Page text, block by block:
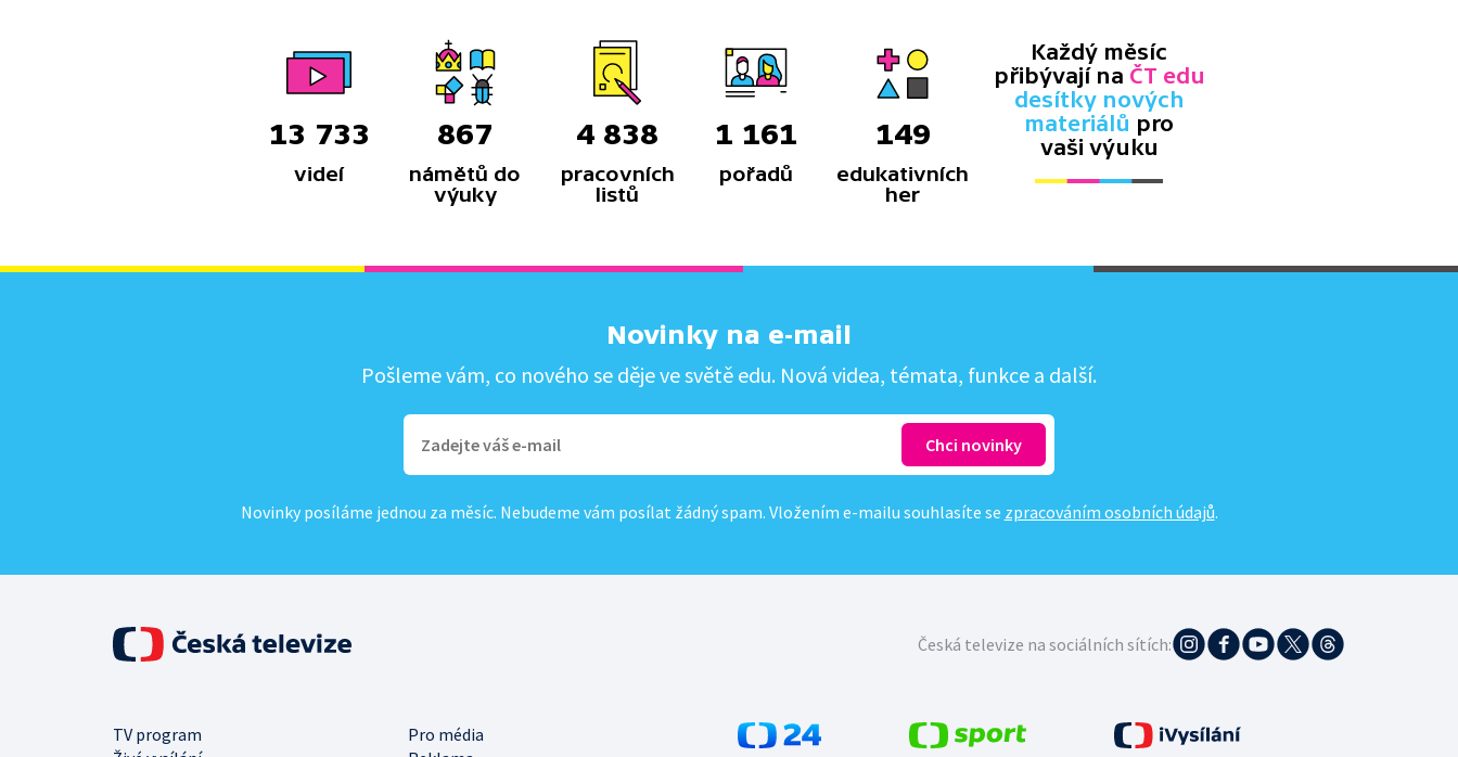
13 733
videí
867
námětů do
výuky
4 838
pracovních
listů
1 161
pořadů
149
edukativních
her
Každý měsíc
přibývají na ČT edu
desítky nových
materiálů pro
vaši výuku
Novinky na e-mail
Pošleme vám, co nového se děje ve světě edu. Nová videa, témata, funkce a další.
Novinky posíláme jednou za měsíc. Nebudeme vám posílat žádný spam. Vložením e-mailu souhlasíte se zpracováním osobních údajů.